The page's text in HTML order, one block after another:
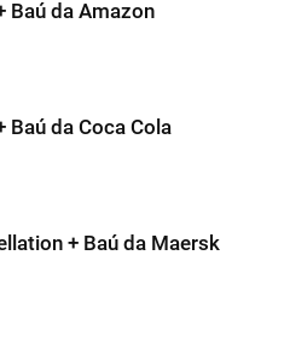
Baú da Amazon
Baú da Coca Cola
+ Baú da Maersk